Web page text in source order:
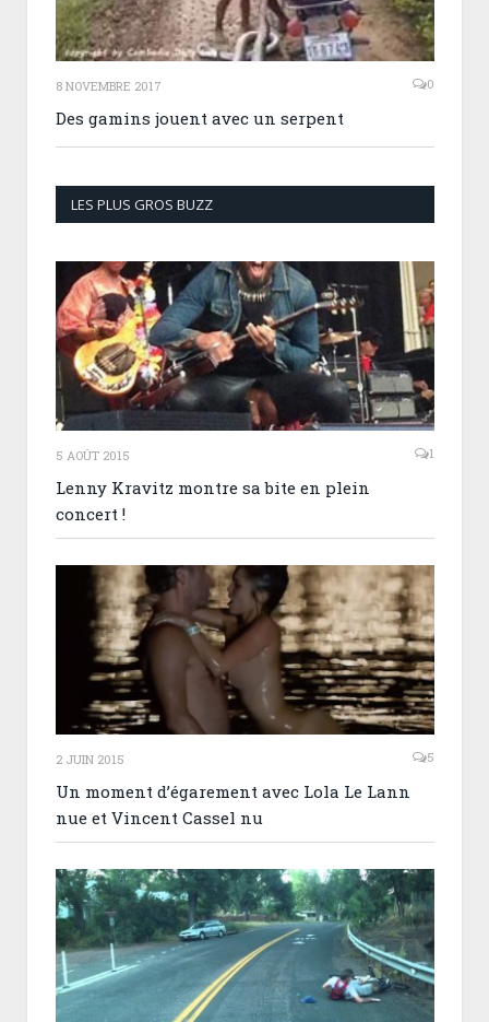
8 NOVEMBRE 2017 0
Des gamins jouent avec un serpent
LES PLUS GROS BUZZ
5 AOÛT 2015 1
Lenny Kravitz montre sa bite en plein
concert !
2 JUIN 2015 5
Un moment d’égarement avec Lola Le Lann
nue et Vincent Cassel nu